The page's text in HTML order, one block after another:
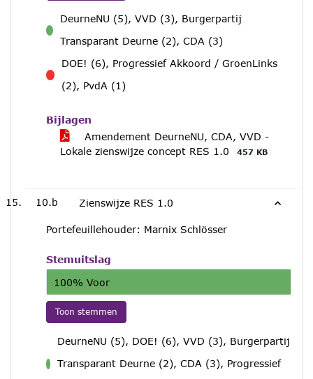
voor
DeurneNU (5), VVD (3), Burgerpartij
Transparant Deurne (2), CDA (3)
tegen
DOE! (6), Progressief Akkoord / GroenLinks
(2), PvdA (1)
Bijlagen
Amendement DeurneNU, CDA, VVD -
Lokale zienswijze concept RES 1.0
457 KB
10.b Zienswijze RES 1.0
Portefeuillehouder: Marnix Schlösser
Stemuitslag
100% Voor
Toon stemmen
DeurneNU (5), DOE! (6), VVD (3), Burgerpartij
Transparant Deurne (2), CDA (3), Progressief